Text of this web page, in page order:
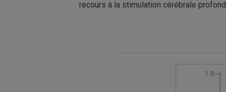
recours à la stimulation cérébrale